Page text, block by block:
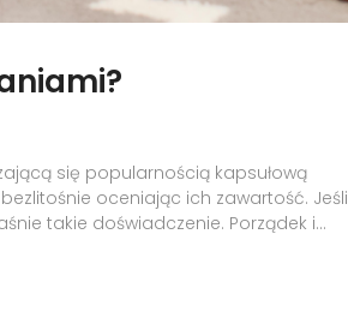
się popularnością kapsułową
oceniając ich zawartość. Jeśli
takie doświadczenie. Porządek i...